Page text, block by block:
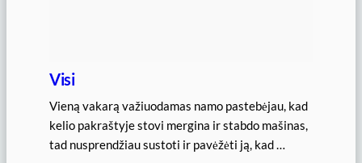
Visi
Vieną vakarą važiuodamas namo pastebėjau, kad
kelio pakraštyje stovi mergina ir stabdo mašinas,
tad nusprendžiau sustoti ir pavėžėti ją, kad …